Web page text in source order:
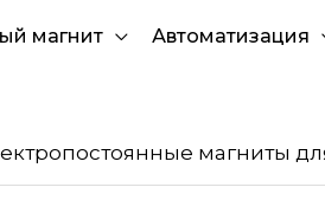
магнит Автоматизация
магниты